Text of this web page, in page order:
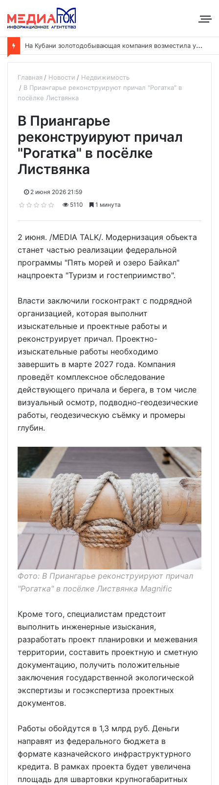
Н
а Кубани золотодобывающая компания возместила ущерб рекам на сумму почти 28 млн рублей
Главная Новости
Недвижимость
В Приангарье реконструируют причал "Рогатка" в
посёлке Листвянка
В Приангарье
реконструируют причал
"Рогатка" в посёлке
Листвянка
2 июня 2026 21:59
5110
1 минута
2 июня. /MEDIA TALK/. Модернизация объекта
станет частью реализации федеральной
программы "Пять морей и озеро Байкал"
нацпроекта "Туризм и гостеприимство".
Власти заключили госконтракт с подрядной
организацией, которая выполнит
изыскательные и проектные работы и
реконструирует причал. Проектно-
изыскательные работы необходимо
завершить в марте 2027 года. Компания
проведёт комплексное обследование
действующего причала и берега, в том числе
визуальный осмотр, подводно-геодезические
работы, геодезическую съёмку и промеры
глубин.
Фото: В Приангарье реконструируют причал
"Рогатка" в посёлке Листвянка Magnific
Кроме того, специалистам предстоит
выполнить инженерные изыскания,
разработать проект планировки и межевания
территории, составить проектную и сметную
документацию, получить положительные
заключения государственной экологической
экспертизы и госэкспертиза проектных
документов.
Работы обойдутся в 1,3 млрд руб. Деньги
направят из федерального бюджета в
формате казначейского инфраструктурного
кредита. В рамках проекта будет увеличена
площадь для швартовки крупногабаритных